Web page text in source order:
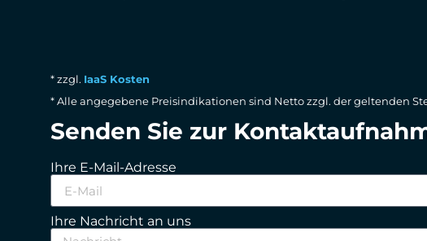
* zzgl. IaaS Kosten
* Alle angegebene Preisindikationen sind Netto zzgl. der geltenden
Senden Sie zur
Ihre E-Mail-Adresse
Ihre Nachricht an uns